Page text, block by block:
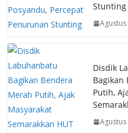
Stunting
Disdik
Bagikan
Putih,